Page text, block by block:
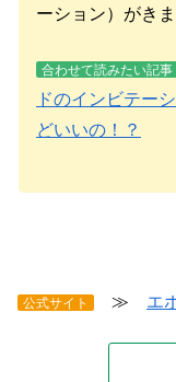
ーション）がきま
合わせて読みたい記事
ドのインビテー
どいいの！？
公式サイト ≫ エ